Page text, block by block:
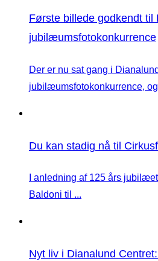
Første billede godkendt til
jubilæumsfotokonkurrence
Der er nu sat gang i
jubilæumsfotokonkurrence,
Du kan stadig nå til
I anledning af 125 års
Baldoni til ...
Nyt liv i Dianalund